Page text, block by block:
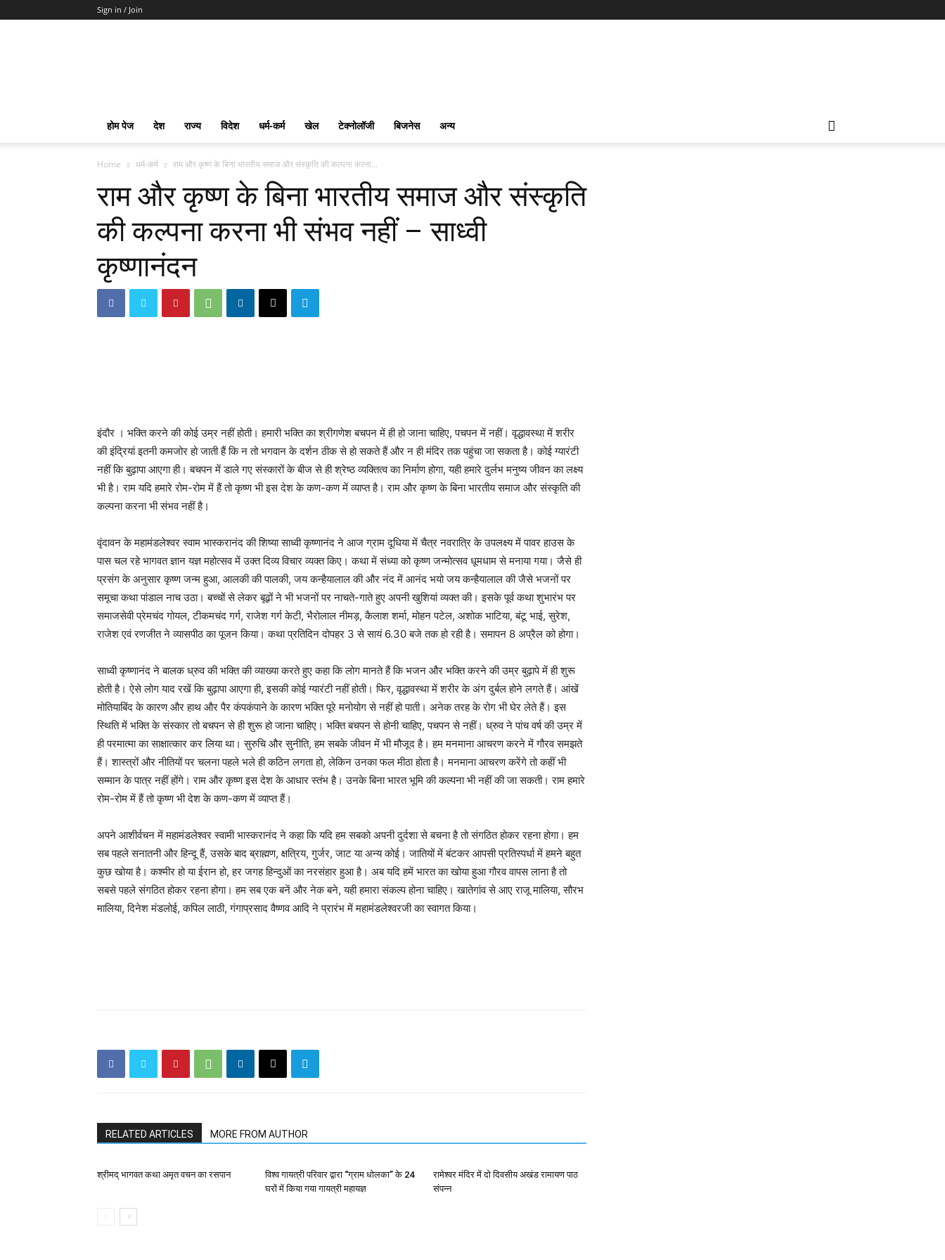
Sign in / Join
Toto
Slot
होम पेज देश राज्य विदेश धर्म-कर्म खेल टेक्नोलॉजी बिजनेस अन्य
Home धर्म-कर्म राम और कृष्ण के बिना भारतीय समाज और संस्कृति की कल्पना करना...
राम और कृष्ण के बिना भारतीय समाज और संस्कृति
की कल्पना करना भी संभव नहीं – साध्वी
कृष्णानंदन
इंदौर । भक्ति करने की कोई उम्र नहीं होती। हमारी भक्ति का श्रीगणेश बचपन में ही हो जाना चाहिए, पचपन में नहीं। वृद्धावस्था में शरीर
की इंद्रियां इतनी कमजोर हो जाती हैं कि न तो भगवान के दर्शन ठीक से हो सकते हैं और न ही मंदिर तक पहुंचा जा सकता है। कोई ग्यारंटी
नहीं कि बुढ़ापा आएगा ही। बचपन में डाले गए संस्कारों के बीज से ही श्रेष्ठ व्यक्तित्व का निर्माण होगा, यही हमारे दुर्लभ मनुष्य जीवन का लक्ष्य
भी है। राम यदि हमारे रोम-रोम में हैं तो कृष्ण भी इस देश के कण-कण में व्याप्त है। राम और कृष्ण के बिना भारतीय समाज और संस्कृति की
कल्पना करना भी संभव नहीं है।
वृंदावन के महामंडलेश्वर स्वाम भास्करानंद की शिष्या साध्वी कृष्णानंद ने आज ग्राम दूधिया में चैत्र नवरात्रि के उपलक्ष्य में पावर हाउस के
पास चल रहे भागवत ज्ञान यज्ञ महोत्सव में उक्त दिव्य विचार व्यक्त किए। कथा में संध्या को कृष्ण जन्मोत्सव धूमधाम से मनाया गया। जैसे ही
प्रसंग के अनुसार कृष्ण जन्म हुआ, आलकी की पालकी, जय कन्हैयालाल की और नंद में आनंद भयो जय कन्हैयालाल की जैसे भजनों पर
समूचा कथा पांडाल नाच उठा। बच्चों से लेकर बूढ़ों ने भी भजनों पर नाचते-गाते हुए अपनी खुशियां व्यक्त की। इसके पूर्व कथा शुभारंभ पर
समाजसेवी प्रेमचंद गोयल, टीकमचंद गर्ग, राजेश गर्ग केटी, भैरोलाल नीमड़, कैलाश शर्मा, मोहन पटेल, अशोक भाटिया, बंटू भाई, सुरेश,
राजेश एवं रणजीत ने व्यासपीठ का पूजन किया। कथा प्रतिदिन दोपहर 3 से सायं 6.30 बजे तक हो रही है। समापन 8 अप्रैल को होगा।
साध्वी कृष्णानंद ने बालक ध्रुव की भक्ति की व्याख्या करते हुए कहा कि लोग मानते हैं कि भजन और भक्ति करने की उम्र बुढ़ापे में ही शुरू
होती है। ऐसे लोग याद रखें कि बुढ़ापा आएगा ही, इसकी कोई ग्यारंटी नहीं होती। फिर, वृद्धावस्था में शरीर के अंग दुर्बल होने लगते हैं। आंखें
मोतियाबिंद के कारण और हाथ और पैर कंपकंपाने के कारण भक्ति पूरे मनोयोग से नहीं हो पाती। अनेक तरह के रोग भी घेर लेते हैं। इस
स्थिति में भक्ति के संस्कार तो बचपन से ही शुरू हो जाना चाहिए। भक्ति बचपन से होनी चाहिए, पचपन से नहीं। ध्रुव ने पांच वर्ष की उम्र में
ही परमात्मा का साक्षात्कार कर लिया था। सुरुचि और सुनीति, हम सबके जीवन में भी मौजूद है। हम मनमाना आचरण करने में गौरव समझते
हैं। शास्त्रों और नीतियों पर चलना पहले भले ही कठिन लगता हो, लेकिन उनका फल मीठा होता है। मनमाना आचरण करेंगे तो कहीं भी
सम्मान के पात्र नहीं होंगे। राम और कृष्ण इस देश के आधार स्तंभ है। उनके बिना भारत भूमि की कल्पना भी नहीं की जा सकती। राम हमारे
रोम-रोम में हैं तो कृष्ण भी देश के कण-कण में व्याप्त हैं।
अपने आशीर्वचन में महामंडलेश्वर स्वामी भास्करानंद ने कहा कि यदि हम सबको अपनी दुर्दशा से बचना है तो संगठित होकर रहना होगा। हम
सब पहले सनातनी और हिन्दू हैं, उसके बाद ब्राह्मण, क्षत्रिय, गुर्जर, जाट या अन्य कोई। जातियों में बंटकर आपसी प्रतिस्पर्धा में हमने बहुत
कुछ खोया है। कश्मीर हो या ईरान हो, हर जगह हिन्दुओं का नरसंहार हुआ है। अब यदि हमें भारत का खोया हुआ गौरव वापस लाना है तो
सबसे पहले संगठित होकर रहना होगा। हम सब एक बनें और नेक बने, यही हमारा संकल्प होना चाहिए। खातेगांव से आए राजू मालिया, सौरभ
मालिया, दिनेश मंडलोई, कपिल लाठी, गंगाप्रसाद वैष्णव आदि ने प्रारंभ में महामंडलेश्वरजी का स्वागत किया।
RELATED ARTICLES MORE FROM AUTHOR
श्रीमद् भागवत कथा अमृत वचन का रसपान
विश्व गायत्री परिवार द्वारा “ग्राम धोलका” के 24
घरों में किया गया गायत्री महायज्ञ
रामेश्वर मंदिर में दो दिवसीय अखंड रामायण पाठ
संपन्न